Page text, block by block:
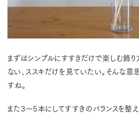
まずはシンプルにすすきだけで楽しむ飾り
ない、ススキだけを見ていたい。そんな
すね。
また3～5本にしてすすきのバランスを整え